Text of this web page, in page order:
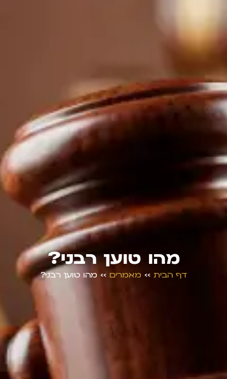
מהו טוען רבני?
דף הבית >> מאמרים >> מהו טוען רבני?